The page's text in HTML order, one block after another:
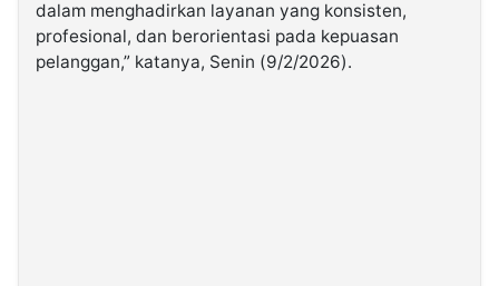
dalam menghadirkan layanan yang konsisten,
profesional, dan berorientasi pada kepuasan
pelanggan,” katanya, Senin (9/2/2026).